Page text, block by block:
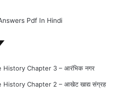
Pdf In Hindi
History Chapter 3 – आरंभिक नगर
History Chapter 2 – आखेट खाद्य संग्रह